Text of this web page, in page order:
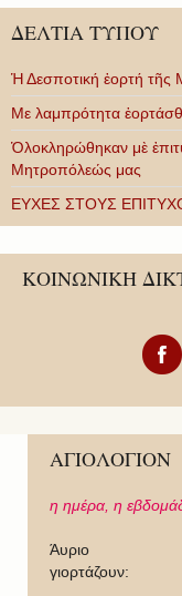
ΔΕΛΤΙΑ ΤΥΠΟΥ
Ἡ Δεσποτική ἑορτή
Με λαμπρότητα
Ὁλοκληρώθηκαν μὲ
Μητροπόλεώς μας
ΕΥΧΕΣ ΣΤΟΥΣ
ΚΟΙΝΩΝΙΚΗ
ΑΓΙΟΛΟΓΙΟΝ
η ημέρα, η
Άυριο
γιορτάζουν: